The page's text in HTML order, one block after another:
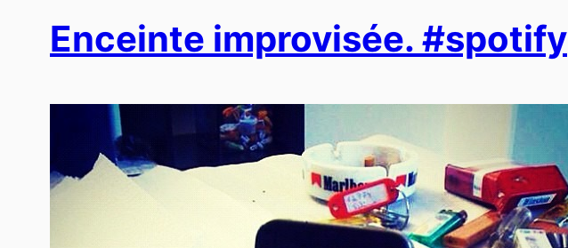
Enceinte improvisée. #spotify